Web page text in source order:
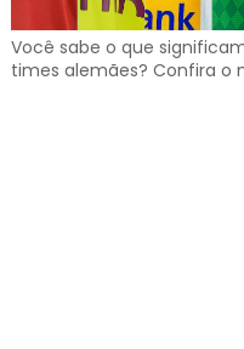
Você sabe o que
times alemães? Confira o